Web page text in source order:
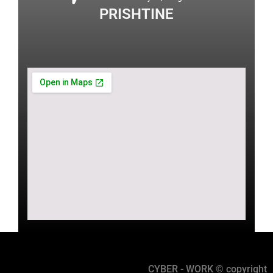
PRISHTINE
CYBER - WORK © copyright